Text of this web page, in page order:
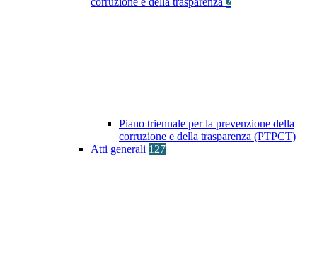
Piano triennale per la prevenzione della
corruzione e della trasparenza (PTPCT)
Atti generali 127